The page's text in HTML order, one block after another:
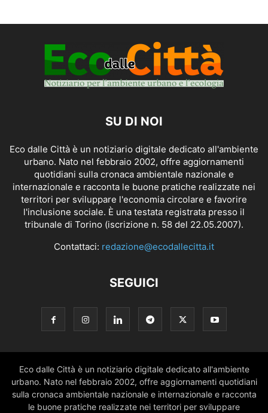
SU DI NOI
Eco dalle Città è un notiziario digitale dedicato all'ambiente
urbano. Nato nel febbraio 2002, offre aggiornamenti
quotidiani sulla cronaca ambientale nazionale e
internazionale e racconta le buone pratiche realizzate nei
territori per sviluppare l'economia circolare e favorire
l'inclusione sociale. È una testata registrata presso il
tribunale di Torino (iscrizione n. 58 del 22.05.2007).
Contattaci: redazione@ecodallecitta.it
SEGUICI
Eco dalle Città è un notiziario digitale dedicato all'ambiente
urbano. Nato nel febbraio 2002, offre aggiornamenti quotidiani
sulla cronaca ambientale nazionale e internazionale e racconta
le buone pratiche realizzate nei territori per sviluppare